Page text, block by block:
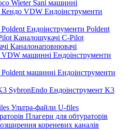
Wieter Sani машинні
Ендоінструменти
Ендоінструменти Poldent
Каналошукачі C-Pilot
Каналонаповнювачі
Ендоінструменти
Ендоінструменти
Ендоінструмент K3
Ультра-файли U-files
Плагери для обтураторів